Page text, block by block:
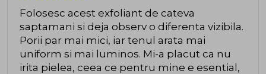
Folosesc acest exfoliant de cateva
saptamani si deja observ o diferenta vizibila.
Porii par mai mici, iar tenul arata mai
uniform si mai luminos. Mi-a placut ca nu
irita pielea, ceea ce pentru mine e esential,